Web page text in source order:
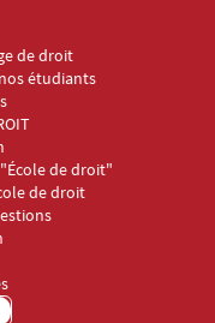
de droit
étudiants
et École de droit 2
de droit"
de droit
et École de droit 3
et École de droit 4
et École de droit 5